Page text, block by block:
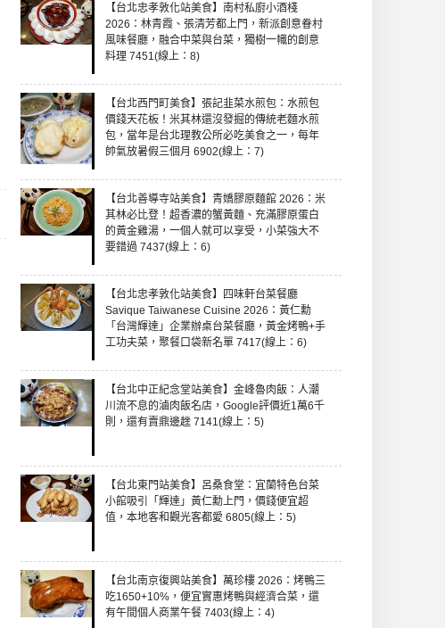
【台北忠孝敦化站美食】南村私廚小酒棧
2026：林青霞、張清芳都上門，新派創意眷村
風味餐廳，融合中菜與台菜，獨樹一幟的創意
料理 7451(線上：8)
【台北西門町美食】張記韭菜水煎包：水煎包
價錢天花板！米其林還沒發掘的傳統老麵水煎
包，當年是台北理教公所必吃美食之一，每年
帥氣放暑假三個月 6902(線上：7)
【台北善導寺站美食】青嬌膠原麵館 2026：米
其林必比登！超香濃的蟹黃麵、充滿膠原蛋白
的黃金雞湯，一個人就可以享受，小菜強大不
要錯過 7437(線上：6)
【台北忠孝敦化站美食】四味軒台菜餐廳
Savique Taiwanese Cuisine 2026：黃仁勳
「台灣輝達」企業辦桌台菜餐廳，黃金烤鴨+手
工功夫菜，聚餐口袋新名單 7417(線上：6)
【台北中正紀念堂站美食】金峰魯肉飯：人潮
川流不息的滷肉飯名店，Google評價近1萬6千
則，還有賣鼎邊趖 7141(線上：5)
【台北東門站美食】呂桑食堂：宜蘭特色台菜
小館吸引「輝達」黃仁勳上門，價錢便宜超
值，本地客和觀光客都愛 6805(線上：5)
【台北南京復興站美食】萬珍樓 2026：烤鴨三
吃1650+10%，便宜實惠烤鴨與經濟合菜，還
有午間個人商業午餐 7403(線上：4)